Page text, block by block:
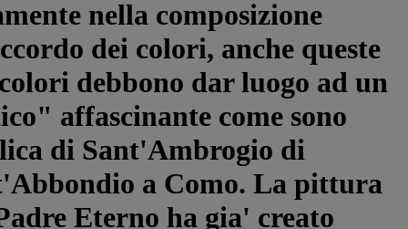
nella composizione
dei colori, anche queste
debbono dar luogo ad un
affascinante come sono
di Sant'Ambrogio di
a Como. La pittura
Eterno ha gia' creato